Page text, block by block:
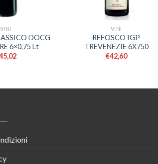
VINI
DOCG
6×0,75 Lt
VINI
REFOSCO IGP
TREVENEZIE 6X750
€42,60